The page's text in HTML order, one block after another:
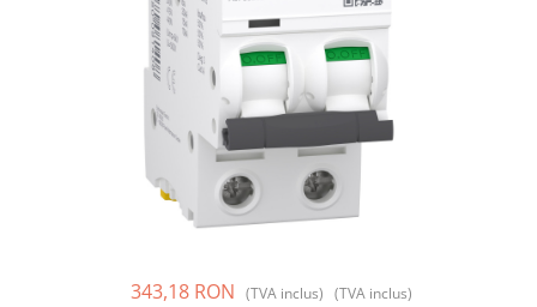
Prize și fișe industriale
Suporturi de fixare
Variator de tensiune
343,18 RON (TVA inclus) (TVA inclus)